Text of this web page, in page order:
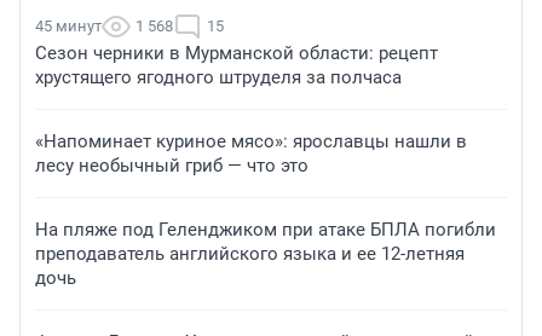
45 минут 1 568 15
Сезон черники в Мурманской области: рецепт
хрустящего ягодного штруделя за полчаса
«Напоминает куриное мясо»: ярославцы нашли в
лесу необычный гриб — что это
На пляже под Геленджиком при атаке БПЛА погибли
преподаватель английского языка и ее 12-летняя
дочь